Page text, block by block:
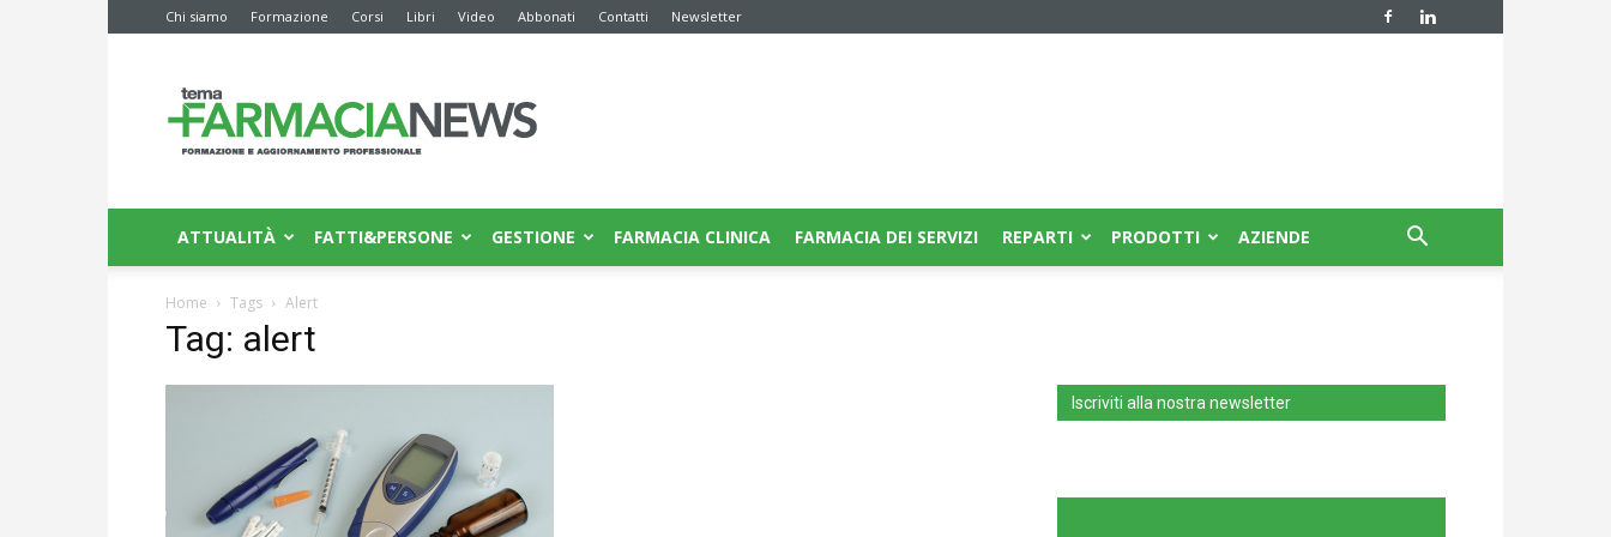
Chi siamo Formazione Corsi Libri Video Abbonati Contatti Newsletter
News
ATTUALITÀ FATTI&PERSONE GESTIONE FARMACIA CLINICA FARMACIA DEI SERVIZI REPARTI PRODOTTI AZIENDE
Home Tags Alert
Tag: alert
Iscriviti alla nostra newsletter